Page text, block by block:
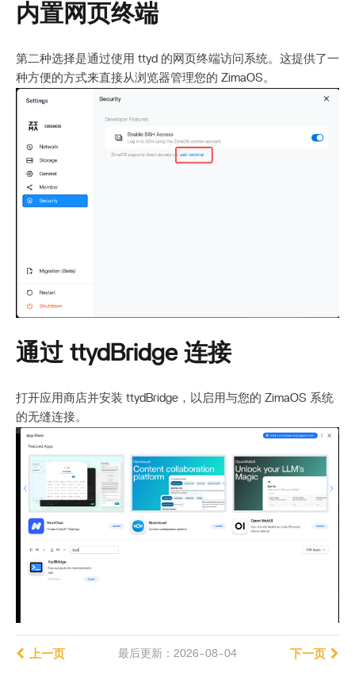
内置网页终端
第二种选择是通过使用 ttyd 的网页终端访问系统。这提供了一
种方便的方式来直接从浏览器管理您的 ZimaOS。
通过 ttydBridge 连接
打开应用商店并安装 ttydBridge，以启用与您的 ZimaOS 系统
的无缝连接。
最后更新：2026-08-04
上一页 下一页